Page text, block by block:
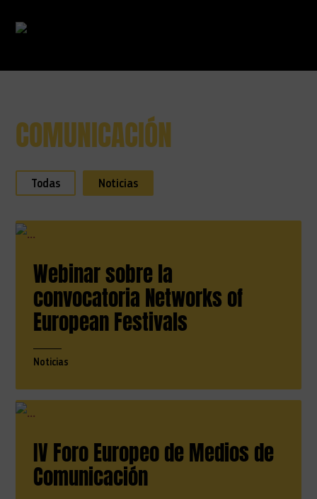
Ir directamente al contenido
COMUNICACIÓN
Todas Noticias
Webinar sobre la
convocatoria Networks of
European Festivals
Noticias
IV Foro Europeo de Medios de
Comunicación